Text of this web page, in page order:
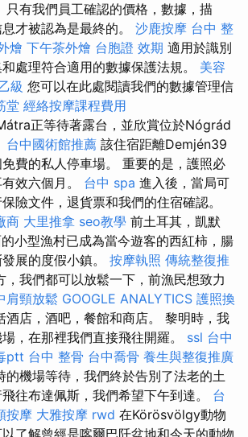
只有我們員工確認的價格，數據，描
才被認為是最終的。 沙鹿按摩 台中 整
燴 下午茶外燴 台胞證 效期 適用於識別
處理符合適用的數據保護法規。 美容
級 您可以在此處閱讀我們的數據管理信
堂 經絡按摩課程費用
正等待著露台，並欣賞位於Nógrád
台中國術館推薦 該住宿距離Demjén39
費的私人停車場。 重要的是，護照必
效六個月。 台中 spa 進入後，當局可
險文件，退貨票和我們的住宿確認。
商 大里推拿 seo教學 前土耳其，凱默
的小型漁村已成為當今遊客的西紅柿，腸
展的度假小鎮。 按摩執照 傳統整復推
，我們都可以放鬆一下，前漁民想致力
肩頸放鬆 GOOGLE ANALYTICS 護照換
酒店，酒吧，餐館和商店。 黎明時，我
，在那裡我們直接飛往開羅。 ssl 台中
ptt 台中 整骨 台中喬骨 養生與整復推廣
的機場等待，我們終於告別了法老的土
往布達佩斯，我們希望下午到達。 台
按摩 大雅按摩 rwd 在Körösvölgy動物
了解曾經是喀爾巴阡盆地和今天的動物